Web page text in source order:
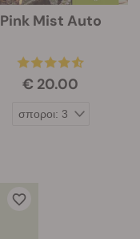
Pink Mist Auto
€ 20.00